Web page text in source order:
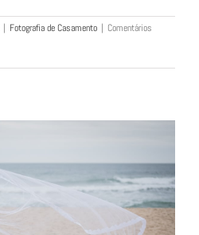
| Fotografia de Casamento | Comentários